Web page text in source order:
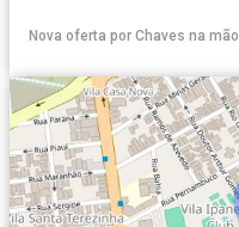
Nova oferta por Chaves na mão